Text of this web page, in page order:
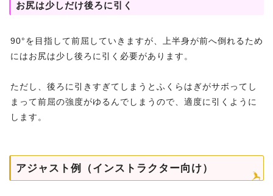
お尻は少しだけ後ろに引く
90°を目指して前屈していきますが、上半身が前へ倒れるため
にはお尻は少し後ろに引く必要があります。
ただし、後ろに引きすぎてしまうとふくらはぎがサボってし
まって前屈の強度がゆるんでしまうので、適度に引くように
します。
アジャスト例（インストラクター向け）